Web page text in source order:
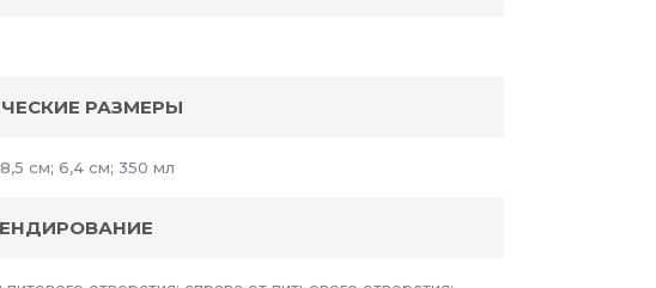
РАЗМЕРЫ
см; 6,4 см; 350 мл